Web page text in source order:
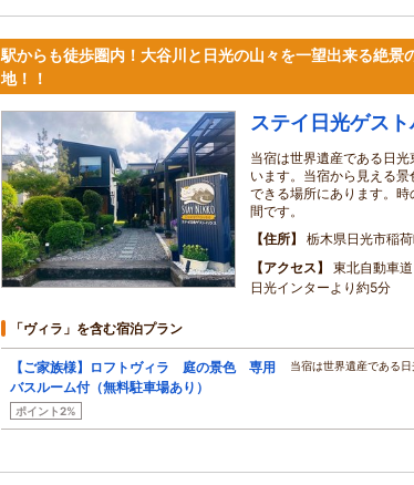
駅からも徒歩圏内！大谷川と日光の山々を一望出来る絶景
地！！
ステイ日光ゲス
当宿は世界遺産である日
います。当宿から見える
できる場所にあります。
間です。
住所
栃木県日光市稲荷
アクセス
東北自動車
日光インターより約5分
「ヴィラ」を含む宿泊プラン
【ご家族様】ロフトヴィラ 庭の景色 専用
バスルーム付（無料駐車場あり）
ポイント2%
当宿は世界遺産である日